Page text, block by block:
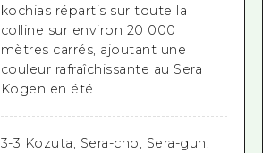
kochias répartis sur toute la
colline sur environ 20 000
mètres carrés, ajoutant une
couleur rafraîchissante au Sera
Kogen en été.
3-3 Kozuta, Sera-cho, Sera-gun,